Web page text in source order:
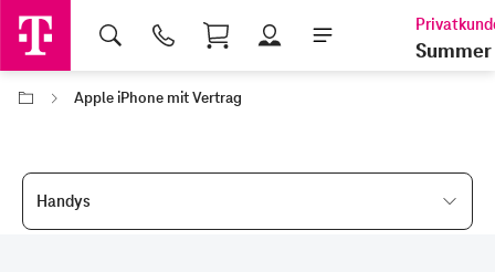
Shopping Cart
Summer
Apple iPhone mit Vertrag
Handys